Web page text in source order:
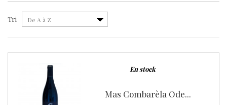
Tri De A à Z
En stock
Mas Combarèla Ode...